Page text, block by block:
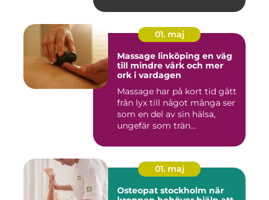
01. maj
Massage linköping en väg
till mindre värk och mer
ork i vardagen
Massage har på kort tid gått
från lyx till något många ser
som en del av sin hälsa,
ungefär som trän...
01. maj
Osteopat stockholm när